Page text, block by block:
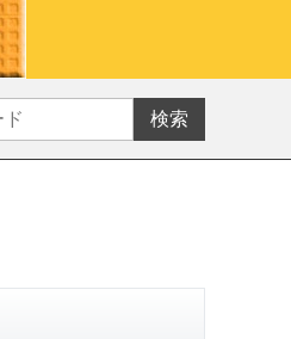
検索